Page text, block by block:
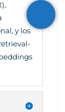
y los